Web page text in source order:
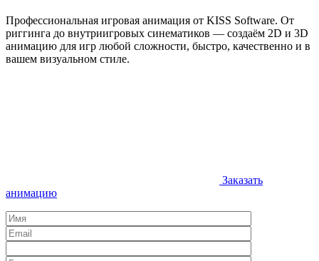
Профессиональная игровая анимация от KISS Software. От
риггинга до внутриигровых синематиков — создаём 2D и 3D
анимацию для игр любой сложности, быстро, качественно и в
вашем визуальном стиле.
Заказать
анимацию